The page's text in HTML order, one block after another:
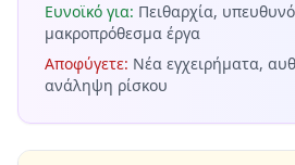
Ευνοϊκό για: Πειθαρχία,
μακροπρόθεσμα έργα
Αποφύγετε: Νέα εγχειρήματα,
ανάληψη ρίσκου